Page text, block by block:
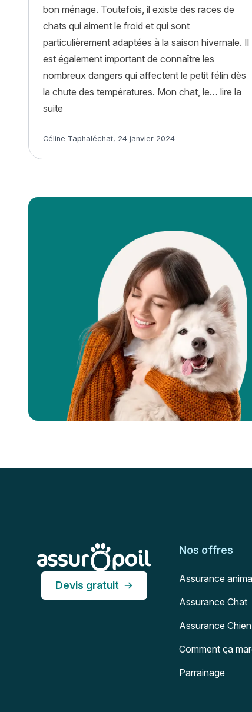
bon ménage. Toutefois, il existe des races de
chats qui aiment le froid et qui sont
particulièrement adaptées à la saison hivernale. Il
est également important de connaître les
nombreux dangers qui affectent le petit félin dès
la chute des températures. Mon chat, le… lire la
suite
Article rédigé par
Céline Taphaléchat, 24 janvier 2024
Devis gratuit
Nos offres
Assurance
Assurance Chat
Assurance Chien
Comment ça
Parrainage